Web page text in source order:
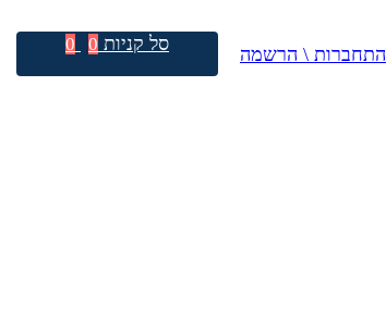
התחברות \ הרשמה סל קניות 0
0